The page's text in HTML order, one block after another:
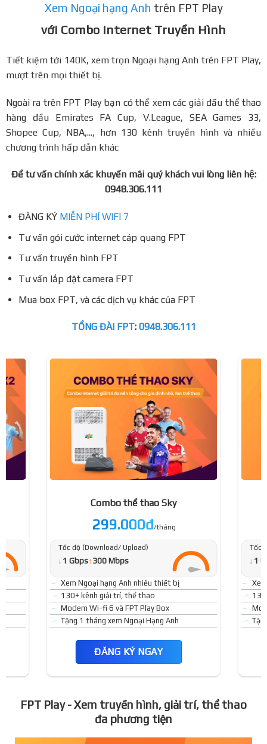
Xem Ngoại hạng Anh trên FPT Play
với Combo Internet Truyền Hình
Tiết kiệm tới 140K, xem trọn Ngoại hạng Anh trên FPT Play,
mượt trên mọi thiết bị.
Ngoài ra trên FPT Play bạn có thể xem các giải đấu thể thao
hàng đầu Emirates FA Cup, V.League, SEA Games 33,
Shopee Cup, NBA,..., hơn 130 kênh truyền hình và nhiều
chương trình hấp dẫn khác
Để tư vấn chính xác khuyến mãi quý khách vui lòng liên hệ:
0948.306.111
ĐĂNG KÝ MIỄN PHÍ WIFI 7
Tư vấn gói cước internet cáp quang FPT
Tư vấn truyền hình FPT
Tư vấn lắp đặt camera FPT
Mua box FPT, và các dịch vụ khác của FPT
TỔNG ĐÀI FPT: 0948.306.111
Combo thể thao Sky
299.000đ/tháng
Tốc độ (Download/ Upload)
↓ 1 Gbps↑ 300 Mbps
Xem Ngoại hạng Anh nhiều thiết bị
130+ kênh giải trí, thể thao
Modem Wi-fi 6 và FPT Play Box
Tặng 1 tháng xem Ngoại Hạng Anh
ĐĂNG KÝ NGAY
Tốc
↓ 1
FPT Play - Xem truyền hình, giải trí, thể thao
đa phương tiện